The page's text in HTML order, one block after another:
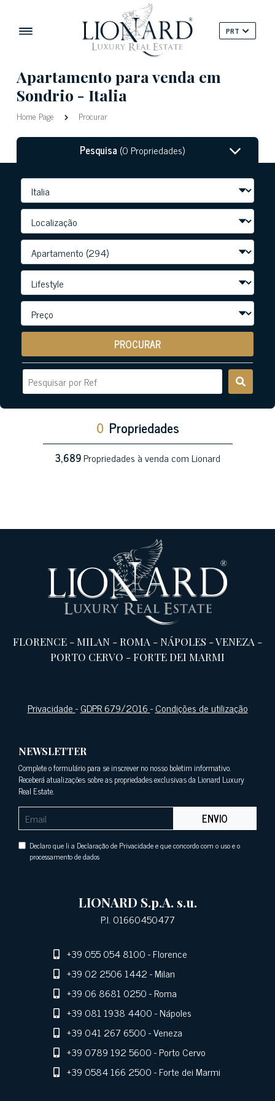
PRT
Apartamento para venda em
Sondrio - Italia
Home Page Procurar
Pesquisa(0 Propriedades)
PROCURAR
0 Propriedades
3,689Propriedades à venda com Lionard
FLORENCE -MILAN -ROMA -NÁPOLES -VENEZA -
PORTO CERVO -FORTE DEI MARMI
Privacidade-GDPR 679/2016-Condições de utilização
NEWSLETTER
Complete o formulário para se inscrever no nosso boletim informativo.
Receberá atualizações sobre as propriedades exclusivas da Lionard Luxury
Real Estate.
ENVIO
Declaro que li a Declaração de Privacidade e que concordo com o uso e o
processamento de dados
LIONARD S.p.A. s.u.
P.I. 01660450477
+39 055 054 8100- Florence
+39 02 2506 1442- Milan
+39 06 8681 0250- Roma
+39 081 1938 4400- Nápoles
+39 041 267 6500- Veneza
+39 0789 192 5600- Porto Cervo
+39 0584 166 2500- Forte dei Marmi